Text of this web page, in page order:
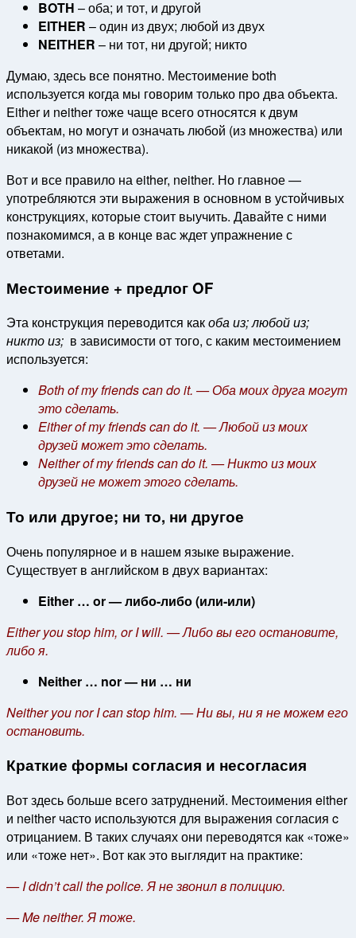
BOTH – оба; и тот, и другой
EITHER – один из двух; любой из двух
NEITHER – ни тот, ни другой; никто
Думаю, здесь все понятно. Местоимение both
используется когда мы говорим только про два объекта.
Either и neither тоже чаще всего относятся к двум
объектам, но могут и означать любой (из множества) или
никакой (из множества).
Вот и все правило на either, neither. Но главное —
употребляются эти выражения в основном в устойчивых
конструкциях, которые стоит выучить. Давайте с ними
познакомимся, а в конце вас ждет упражнение с
ответами.
Местоимение + предлог OF
Эта конструкция переводится какоба из;любой из;
никто из; в зависимости от того, с каким местоимением
используется:
Both of my friends can do it. — Оба моих друга могут
это сделать.
Either of my friends can do it. — Любой из моих
друзей может это сделать.
Neither of my friends can do it. — Никто из моих
друзей не может этого сделать.
То или другое; ни то, ни другое
Очень популярное и в нашем языке выражение.
Существует в английском в двух вариантах:
Either … or — либо-либо (или-или)
Either you stop him, or I will. —Либо вы его остановите,
либо я.
Neither … nor — ни … ни
Neither you nor I can stop him. — Ни вы, ни я не можем его
остановить.
Краткие формы согласия и несогласия
Вот здесь больше всего затруднений. Местоимения either
и neither часто используются для выражения согласия c
отрицанием. В таких случаях они переводятся как «тоже»
или «тоже нет». Вот как это выглядит на практике:
— I didn’t call the police. Я не звонил в полицию.
— Me neither. Я тоже.